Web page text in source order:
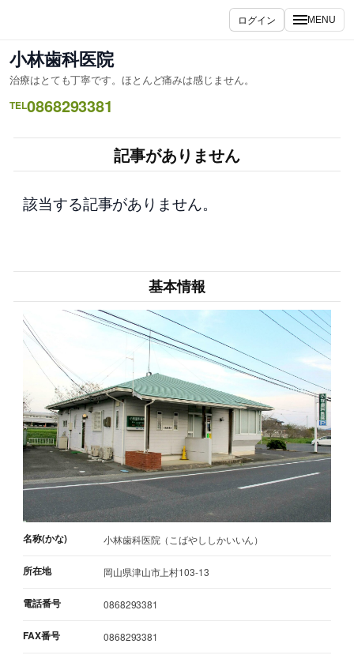
ス
キ
ッ
ログイン MENU
小林歯科医院
治療はとても丁寧です。ほとんど痛みは感じません。
TEL0868293381
記事がありません
該当する記事がありません。
基本情報
名称(かな) 小林歯科医院（こばやししかいいん）
所在地 岡山県津山市上村103-13
電話番号 0868293381
FAX番号 0868293381